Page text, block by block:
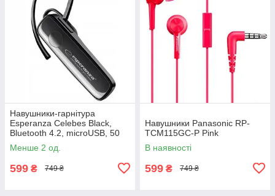
Навушники-гарнітура
Esperanza Celebes Black,
Bluetooth 4.2, microUSB, 50
мАч, 3.5 год
Менше 2 од.
599 ₴ 749 ₴
Навушники Panasonic RP-
TCM115GC-P Pink
В наявності
599 ₴ 749 ₴